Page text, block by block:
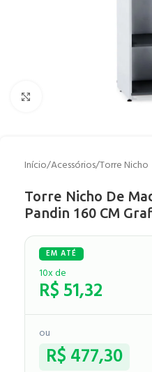
Clique para ampliar
Início/Acessórios/Torre Nicho
Torre Nicho De
Pandin 160 CM
10x de
R$51,32
ou
R$477,30